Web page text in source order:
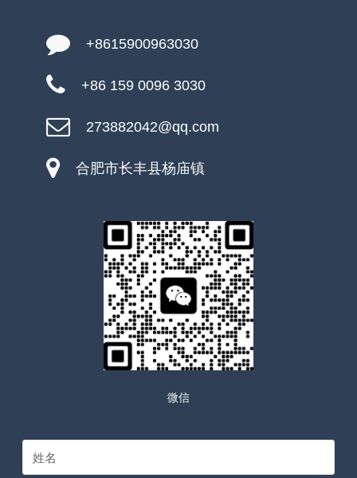
+8615900963030
+86 159 0096 3030
273882042@qq.com
合肥市长丰县杨庙镇
微信